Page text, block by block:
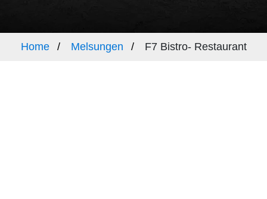
Home Melsungen F7 Bistro- Restaurant